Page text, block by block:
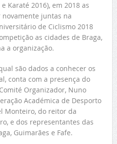
Karaté 2016), em 2018 as
juntas na
de Ciclismo 2018
as cidades de Braga,
a organização.
são dados a conhecer os
conta com a presença do
Organizador, Nuno
Académica de Desporto
Monteiro, do reitor da
e dos representantes das
Guimarães e Fafe.